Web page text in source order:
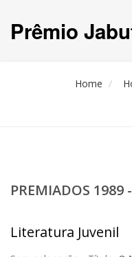
Prêmio
Home
PREMIADOS 1989
Literatura Juvenil